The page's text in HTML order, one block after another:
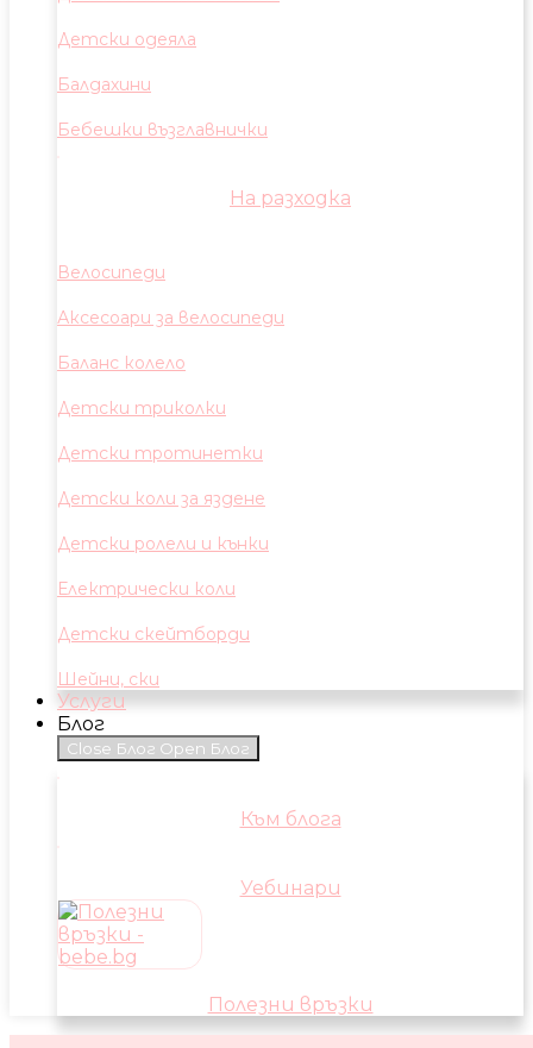
Детски одеяла
Балдахини
Бебешки възглавнички
На разходка
Велосипеди
Аксесоари за велосипеди
Баланс колело
Детски триколки
Детски тротинетки
Детски коли за яздене
Детски ролели и кънки
Електрически коли
Детски скейтборди
Шейни, ски
Услуги
Блог
Close Блог Open Блог
Към блога
Уебинари
Полезни връзки